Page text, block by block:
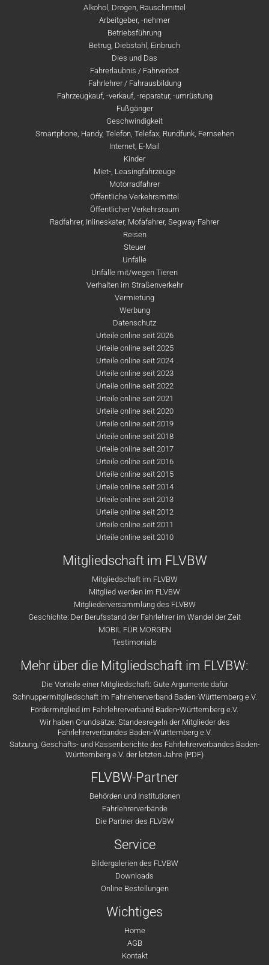
Alkohol, Drogen, Rauschmittel
Arbeitgeber, -nehmer
Betriebsführung
Betrug, Diebstahl, Einbruch
Dies und Das
Fahrerlaubnis / Fahrverbot
Fahrlehrer / Fahrausbildung
Fahrzeugkauf, -verkauf, -reparatur, -umrüstung
Fußgänger
Geschwindigkeit
Smartphone, Handy, Telefon, Telefax, Rundfunk, Fernsehen
Internet, E-Mail
Kinder
Miet-, Leasingfahrzeuge
Motorradfahrer
Öffentliche Verkehrsmittel
Öffentlicher Verkehrsraum
Radfahrer, Inlineskater, Mofafahrer, Segway-Fahrer
Reisen
Steuer
Unfälle
Unfälle mit/wegen Tieren
Verhalten im Straßenverkehr
Vermietung
Werbung
Datenschutz
Urteile online seit 2026
Urteile online seit 2025
Urteile online seit 2024
Urteile online seit 2023
Urteile online seit 2022
Urteile online seit 2021
Urteile online seit 2020
Urteile online seit 2019
Urteile online seit 2018
Urteile online seit 2017
Urteile online seit 2016
Urteile online seit 2015
Urteile online seit 2014
Urteile online seit 2013
Urteile online seit 2012
Urteile online seit 2011
Urteile online seit 2010
Mitgliedschaft im FLVBW
Mitgliedschaft im FLVBW
Mitglied werden im FLVBW
Mitgliederversammlung des FLVBW
Geschichte: Der Berufsstand der Fahrlehrer im Wandel der Zeit
MOBIL FÜR MORGEN
Testimonials
Mehr über die Mitgliedschaft im FLVBW:
Die Vorteile einer Mitgliedschaft: Gute Argumente dafür
Schnuppermitgliedschaft im Fahrlehrerverband Baden-Württemberg e.V.
Fördermitglied im Fahrlehrerverband Baden-Württemberg e.V.
Wir haben Grundsätze: Standesregeln der Mitglieder des
Fahrlehrerverbandes Baden-Württemberg e.V.
Satzung, Geschäfts- und Kassenberichte des Fahrlehrerverbandes Baden-
Württemberg e.V. der letzten Jahre (PDF)
FLVBW-Partner
Behörden und Institutionen
Fahrlehrerverbände
Die Partner des FLVBW
Service
Bildergalerien des FLVBW
Downloads
Online Bestellungen
Wichtiges
Home
AGB
Kontakt